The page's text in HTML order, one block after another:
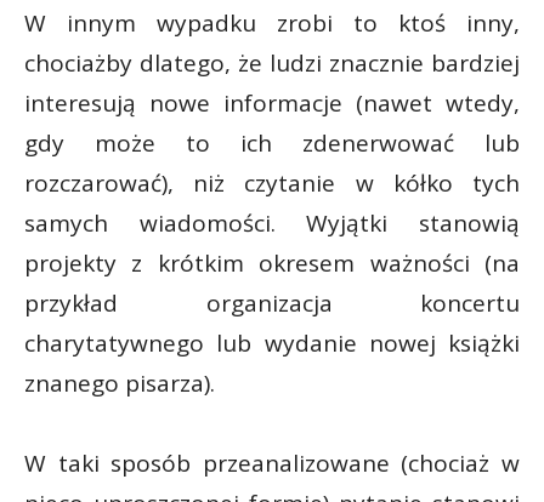
W innym wypadku zrobi to ktoś inny,
chociażby dlatego, że ludzi znacznie bardziej
interesują nowe informacje (nawet wtedy,
gdy może to ich zdenerwować lub
rozczarować), niż czytanie w kółko tych
samych wiadomości. Wyjątki stanowią
projekty z krótkim okresem ważności (na
przykład organizacja koncertu
charytatywnego lub wydanie nowej książki
znanego pisarza).
W taki sposób przeanalizowane (chociaż w